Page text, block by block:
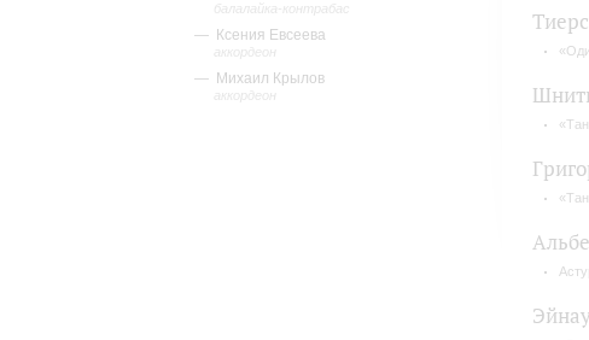
балалайка-контрабас
Ксения Евсеева
аккордеон
Михаил Крылов
аккордеон